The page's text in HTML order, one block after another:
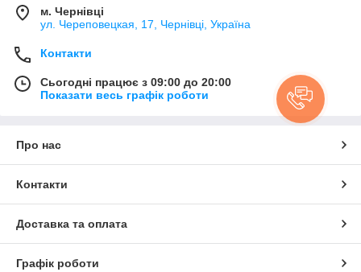
м. Чернівці
ул. Череповецкая, 17, Чернівці, Україна
Контакти
Сьогодні працює з 09:00 до 20:00
Показати весь графік роботи
Про нас
Контакти
Доставка та оплата
Графік роботи